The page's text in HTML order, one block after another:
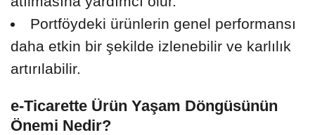
Portföydeki ürünlerin genel performansı
daha etkin bir şekilde izlenebilir ve karlılık
artırılabilir.
e-Ticarette Ürün Yaşam Döngüsünün
Önemi Nedir?